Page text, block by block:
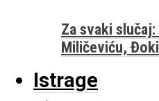
Za svaki
Miličeviću,
Istrage